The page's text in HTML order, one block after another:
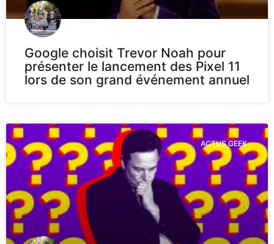
Google choisit Trevor Noah pour
présenter le lancement des Pixel 11
lors de son grand événement annuel
ACTUS GEEK